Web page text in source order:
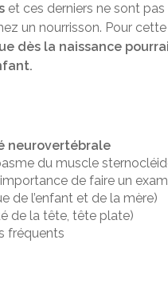
et ces derniers ne sont
un nourrisson. Pour cette
dès la naissance
neurovertébrale
du muscle
de faire un
de l’enfant et de la mère)
de la tête, tête plate)
fréquents